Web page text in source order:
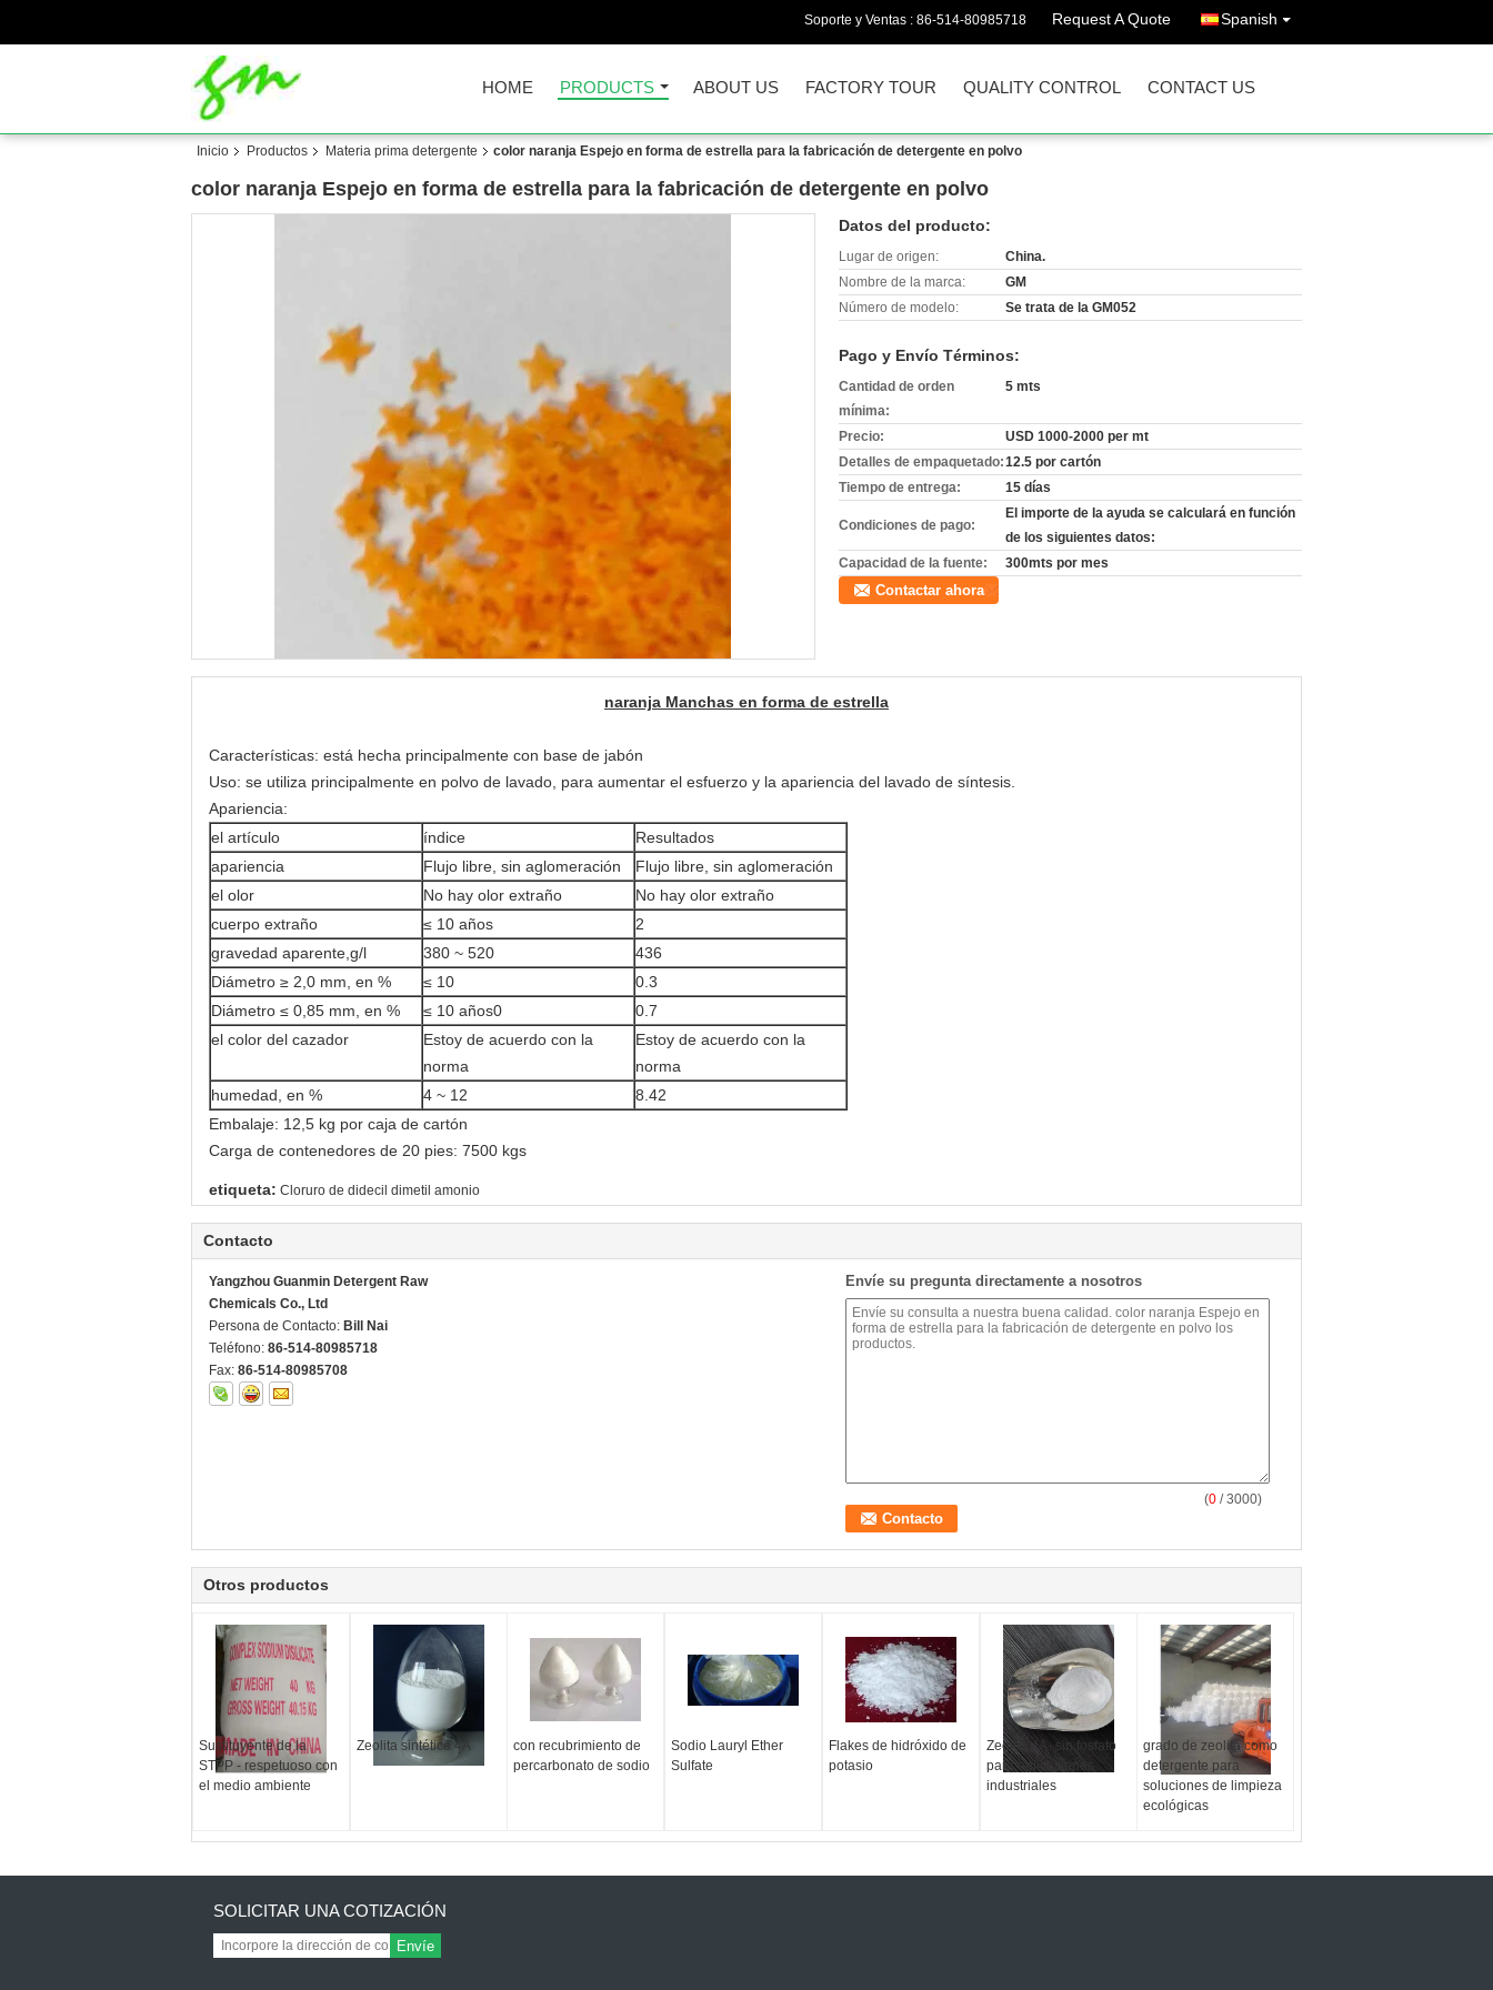
Soporte y Ventas : 86-514-80985718 Request A Quote Spanish
HOME PRODUCTS ABOUT US FACTORY TOUR QUALITY CONTROL CONTACT US
Inicio Productos Materia prima detergente color naranja Espejo en forma de estrella para la fabricación de detergente en polvo
color naranja Espejo en forma de estrella para la fabricación de detergente en polvo
Datos del producto:
Lugar de origen:
China.
Nombre de la marca:
GM
Número de modelo:
Se trata de la GM052
Pago y Envío Términos:
Cantidad de orden
mínima:
5 mts
Precio:
USD 1000-2000 per mt
Detalles de empaquetado:12.5 por cartón
Tiempo de entrega:
15 días
Condiciones de pago:
El importe de la ayuda se calculará en función
de los siguientes datos:
Capacidad de la fuente:
300mts por mes
Contactar ahora
naranja Manchas en forma de estrella
Características: está hecha principalmente con base de jabón
Uso: se utiliza principalmente en polvo de lavado, para aumentar el esfuerzo y la apariencia del lavado de síntesis.
Apariencia:
el artículo
índice
Resultados
apariencia
Flujo libre, sin aglomeración
Flujo libre, sin aglomeración
el olor
No hay olor extraño
No hay olor extraño
cuerpo extraño
≤ 10 años
2
gravedad aparente,g/l
380 ~ 520
436
Diámetro ≥ 2,0 mm, en %
≤ 10
0.3
Diámetro ≤ 0,85 mm, en %
≤ 10 años0
0.7
el color del cazador
Estoy de acuerdo con la
norma
Estoy de acuerdo con la
norma
humedad, en %
4 ~ 12
8.42
Embalaje: 12,5 kg por caja de cartón
Carga de contenedores de 20 pies: 7500 kgs
etiqueta: Cloruro de didecil dimetil amonio
Contacto
Yangzhou Guanmin Detergent Raw
Chemicals Co., Ltd
Persona de Contacto: Bill Nai
Teléfono: 86-514-80985718
Fax: 86-514-80985708
Envíe su pregunta directamente a nosotros
(0 / 3000)
Otros productos
Sustituyente de la
STPP - respetuoso con
el medio ambiente
Zeolita sintética 4A
con recubrimiento de
percarbonato de sodio
Sodio Lauryl Ether
Sulfate
Flakes de hidróxido de
potasio
Zeolita 4A- sin fosfato
para aplicaciones
industriales
grado de zeolita como
detergente para
soluciones de limpieza
ecológicas
SOLICITAR UNA COTIZACIÓN
Envíe